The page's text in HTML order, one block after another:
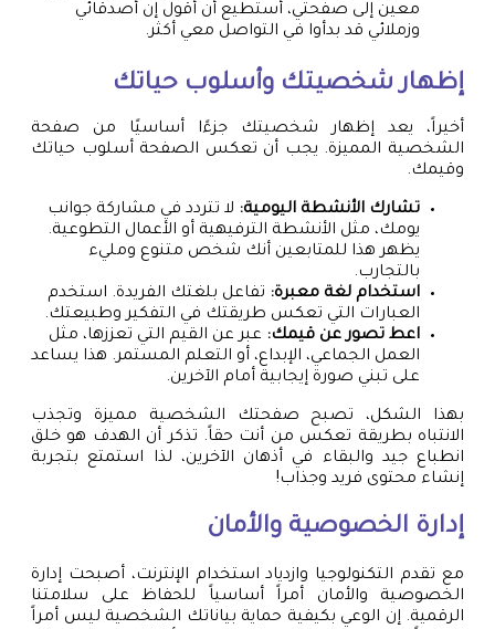
معين إلى صفحتي، أستطيع أن أقول إن أصدقائي
وزملائي قد بدأوا في التواصل معي أكثر.
إظهار شخصيتك وأسلوب حياتك
أخيراً، يعد إظهار شخصيتك جزءًا أساسيًا من صفحة
الشخصية المميزة. يجب أن تعكس الصفحة أسلوب حياتك
وقيمك.
تشارك الأنشطة اليومية: لا تتردد في مشاركة جوانب
يومك، مثل الأنشطة الترفيهية أو الأعمال التطوعية.
يظهر هذا للمتابعين أنك شخص متنوع ومليء
بالتجارب.
استخدام لغة معبرة: تفاعل بلغتك الفريدة. استخدم
العبارات التي تعكس طريقتك في التفكير وطبيعتك.
اعط تصور عن قيمك: عبر عن القيم التي تعززها، مثل
العمل الجماعي، الإبداع، أو التعلم المستمر. هذا يساعد
على تبني صورة إيجابية أمام الآخرين.
بهذا الشكل، تصبح صفحتك الشخصية مميزة وتجذب
الانتباه بطريقة تعكس من أنت حقاً. تذكر أن الهدف هو خلق
انطباع جيد والبقاء في أذهان الآخرين، لذا استمتع بتجربة
إنشاء محتوى فريد وجذاب!
إدارة الخصوصية والأمان
مع تقدم التكنولوجيا وازدياد استخدام الإنترنت، أصبحت إدارة
الخصوصية والأمان أمراً أساسياً للحفاظ على سلامتنا
الرقمية. إن الوعي بكيفية حماية بياناتك الشخصية ليس أمراً